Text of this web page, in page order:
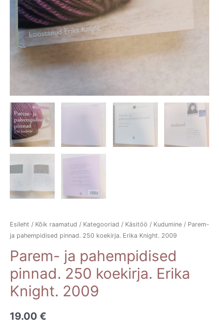
Esileht / Kõik raamatud / Kategooriad / Käsitöö / Kudumine / Parem-
ja pahempidised pinnad. 250 koekirja. Erika Knight. 2009
Parem- ja pahempidised
pinnad. 250 koekirja. Erika
Knight. 2009
19.00 €